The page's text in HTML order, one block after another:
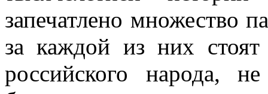
запечатлено множество
за каждой из них
российского народа,